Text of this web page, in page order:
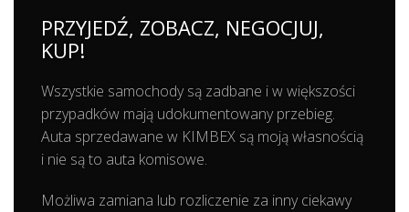
PRZYJEDŹ, ZOBACZ, NEGOCJUJ,
KUP!
Wszystkie samochody są zadbane i w większości
przypadków mają udokumentowany przebieg.
Auta sprzedawane w KIMBEX są moją własnością
i nie są to auta komisowe.
Możliwa zamiana lub rozliczenie za inny ciekawy